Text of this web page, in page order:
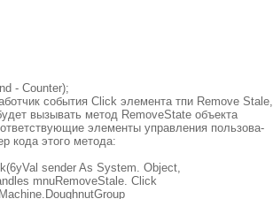
- Counter);
события Click элемента тпи Remove Stale,
вызывать метод RemoveState объекта
элементы управления пользова-
кода этого метода:
sender As System. Object,
mnuRemoveStale. Click